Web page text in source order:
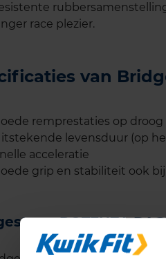
race plezier.
van
remprestaties op
levensduur (op
acceleratie
grip en stabiliteit ook
POTENZA